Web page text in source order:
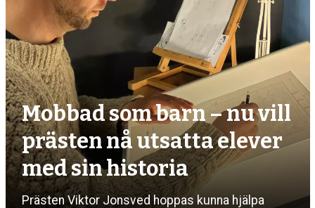
Mobbad som barn – nu vill
prästen nå utsatta elever
med sin historia
Prästen Viktor Jonsved hoppas kunna hjälpa